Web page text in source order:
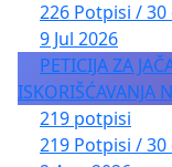
226 Potpisi / 30
9 Jul 2026
PETICIJA ZA
ISKORIŠĆAVANJA
219 potpisi
219 Potpisi / 30